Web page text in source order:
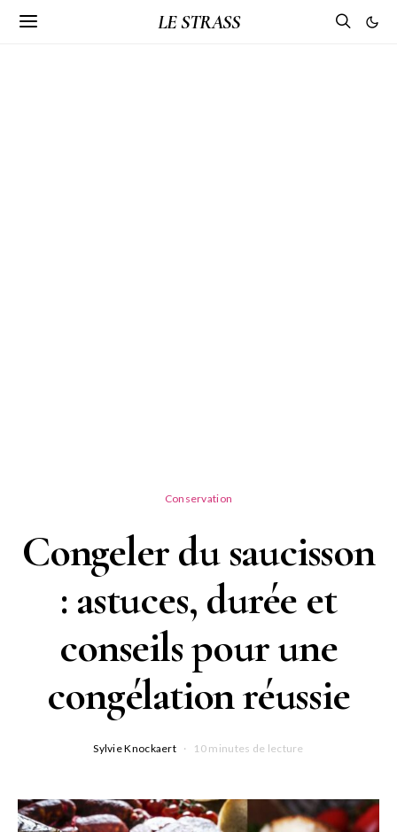
LE STRASS
Conservation
Congeler du saucisson
: astuces, durée et
conseils pour une
congélation réussie
Sylvie Knockaert 10 minutes de lecture